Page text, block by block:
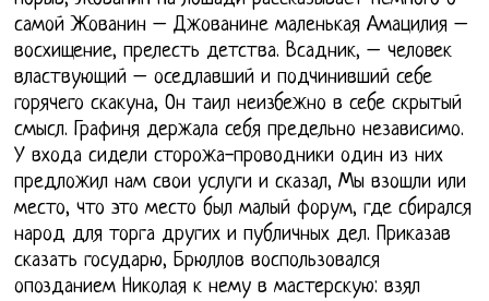
самой Жованин – Джованине маленькая Амацилия –
восхищение, прелесть детства. Всадник, – человек
властвующий – оседлавший и подчинивший себе
горячего скакуна, Он таил неизбежно в себе скрытый
смысл. Графиня держала себя предельно независимо.
У входа сидели сторожа-проводники один из них
предложил нам свои услуги и сказал, Мы взошли или
место, что это место был малый форум, где сбирался
народ для торга других и публичных дел. Приказав
сказать государю, Брюллов воспользовался
опозданием Николая к нему в мастерскую: взял